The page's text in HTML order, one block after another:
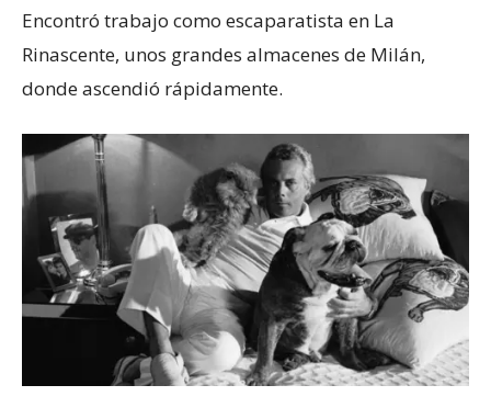
Encontró trabajo como escaparatista en La
Rinascente, unos grandes almacenes de Milán,
donde ascendió rápidamente.